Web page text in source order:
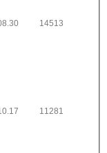
14513
11281